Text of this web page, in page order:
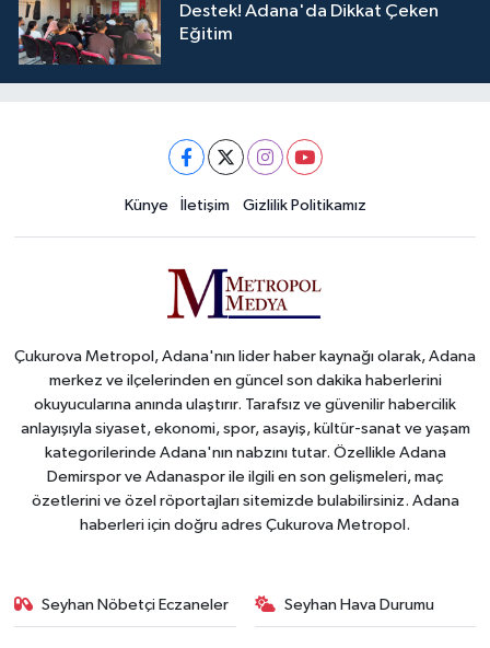
Destek! Adana'da Dikkat Çeken
Eğitim
Künye İletişim Gizlilik Politikamız
Çukurova Metropol, Adana'nın lider haber kaynağı olarak, Adana
merkez ve ilçelerinden en güncel son dakika haberlerini
okuyucularına anında ulaştırır. Tarafsız ve güvenilir habercilik
anlayışıyla siyaset, ekonomi, spor, asayiş, kültür-sanat ve yaşam
kategorilerinde Adana'nın nabzını tutar. Özellikle Adana
Demirspor ve Adanaspor ile ilgili en son gelişmeleri, maç
özetlerini ve özel röportajları sitemizde bulabilirsiniz. Adana
haberleri için doğru adres Çukurova Metropol.
Seyhan Nöbetçi Eczaneler Seyhan Hava Durumu